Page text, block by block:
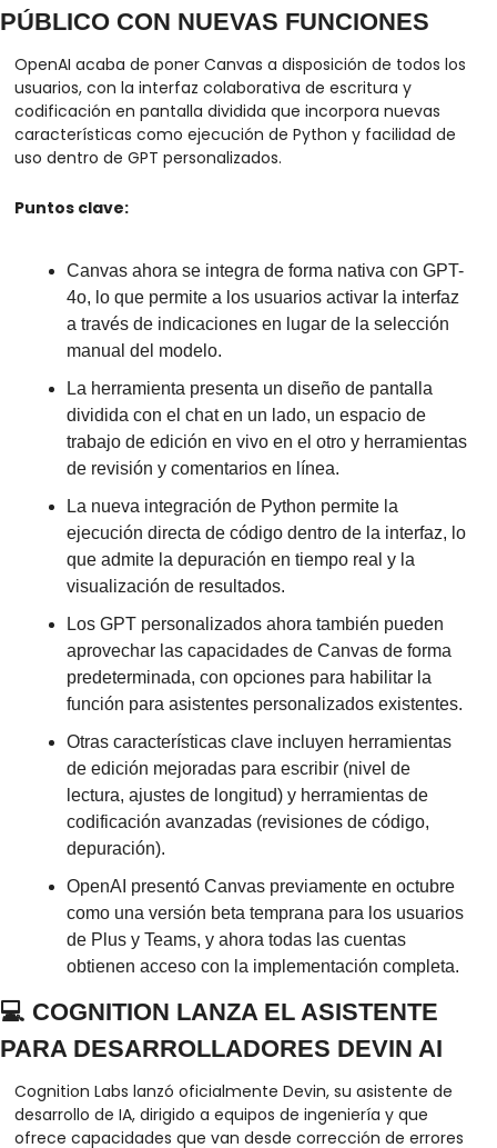
PÚBLICO CON NUEVAS FUNCIONES
OpenAI acaba de poner Canvas a disposición de todos los
usuarios, con la interfaz colaborativa de escritura y
codificación en pantalla dividida que incorpora nuevas
características como ejecución de Python y facilidad de
uso dentro de GPT personalizados.
Puntos clave:
Canvas ahora se integra de forma nativa con GPT-
4o, lo que permite a los usuarios activar la interfaz
a través de indicaciones en lugar de la selección
manual del modelo.
La herramienta presenta un diseño de pantalla
dividida con el chat en un lado, un espacio de
trabajo de edición en vivo en el otro y herramientas
de revisión y comentarios en línea.
La nueva integración de Python permite la
ejecución directa de código dentro de la interfaz, lo
que admite la depuración en tiempo real y la
visualización de resultados.
Los GPT personalizados ahora también pueden
aprovechar las capacidades de Canvas de forma
predeterminada, con opciones para habilitar la
función para asistentes personalizados existentes.
Otras características clave incluyen herramientas
de edición mejoradas para escribir (nivel de
lectura, ajustes de longitud) y herramientas de
codificación avanzadas (revisiones de código,
depuración).
OpenAI presentó Canvas previamente en octubre
como una versión beta temprana para los usuarios
de Plus y Teams, y ahora todas las cuentas
obtienen acceso con la implementación completa.
💻 COGNITION LANZA EL ASISTENTE
PARA DESARROLLADORES DEVIN AI
Cognition Labs lanzó oficialmente Devin, su asistente de
desarrollo de IA, dirigido a equipos de ingeniería y que
ofrece capacidades que van desde corrección de errores